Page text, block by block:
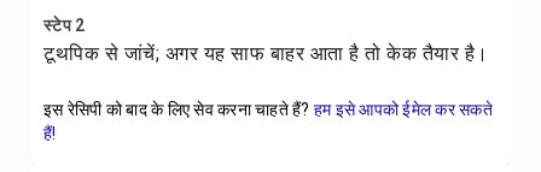
स्टेप 2
टूथपिक से जांचें; अगर यह साफ बाहर आता है तो केक तैयार है।
इस रेसिपी को बाद के लिए सेव करना चाहते हैं? हम इसे आपको ईमेल कर सकते
हैं!